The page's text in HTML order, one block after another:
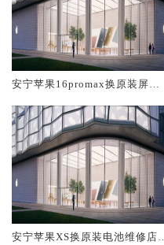
安宁苹果16promax换原装屏幕
安宁苹果XS换原装电池维修店大